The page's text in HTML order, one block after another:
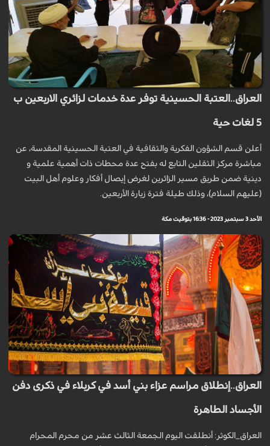
العراق..العتبة الحسينية توفر عدة خدمات لزائري الاربعين ب
5 لغات حية
أعلن قسم الشؤون الفكرية والثقافية في العتبة الحسينية المقدسة، عن
مباشرة مركز الثقلين التابع له بفتح عدة محطات ذات أهمية علمية و
دينية ضمن طريق مسير الزائرين لغرض إيصال أفكار وعلوم أهل البيت
(عليهم السلام)، وذلك طيلة فترة زيارة الأربعين.
الأحد 3 سبتمبر 2023 - 16:36 بتوقيت مكة
العراق..إنطلاق مراسم عزاء بني أسد في كربلاء في ذكرى دفن
الأجساد الطاهرة
العراق_الكوثر: أنطلقت اليوم الجمعة الثالث عشر من محرم المحرام